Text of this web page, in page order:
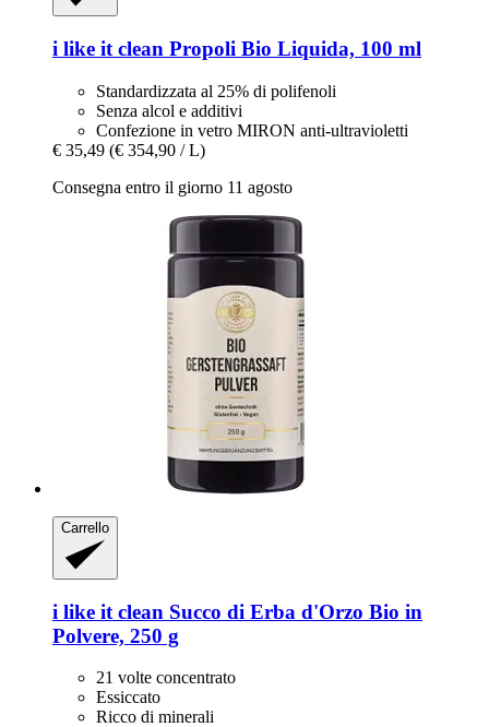
i like it clean Propoli Bio Liquida, 100 ml
Standardizzata al 25% di polifenoli
Senza alcol e additivi
Confezione in vetro MIRON anti-ultravioletti
€ 35,49 (€ 354,90 / L)
Consegna entro il giorno 11 agosto
Carrello
i like it clean Succo di Erba d'Orzo Bio in
Polvere, 250 g
21 volte concentrato
Essiccato
Ricco di minerali